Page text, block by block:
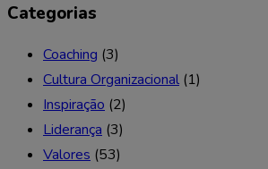
Categorias
Coaching (3)
Cultura Organizacional (1)
Inspiração (2)
Liderança (3)
Valores (53)